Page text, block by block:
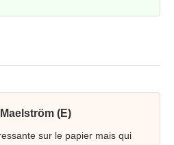
(E)
sur le papier mais qui